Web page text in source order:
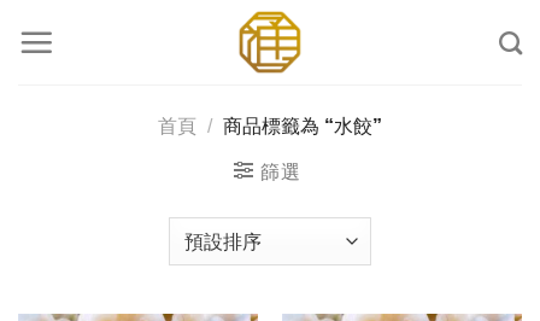
首頁 / 商品標籤為 “水餃”
篩選